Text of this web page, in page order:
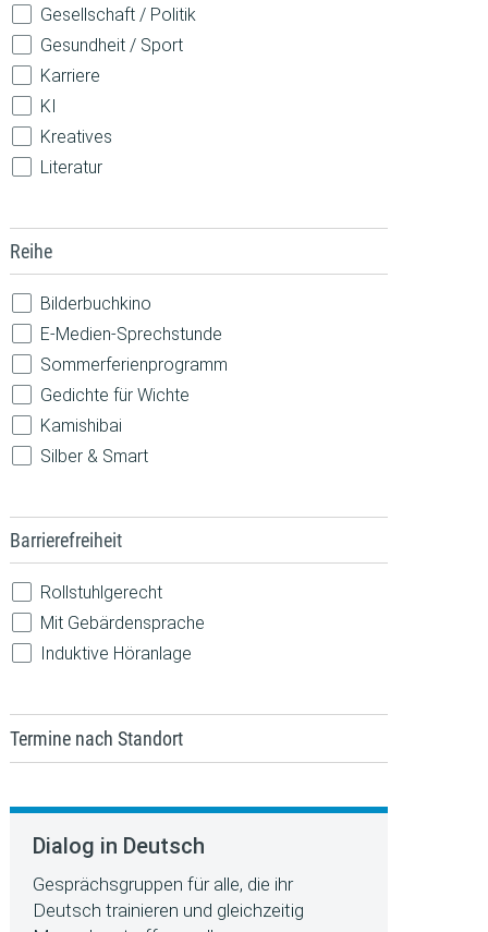
Weiterbildung / Beratung
Gesellschaft / Politik
Gesundheit / Sport
Karriere
KI
Kreatives
Literatur
Musik
Nachhaltigkeit
Reihe
Bilderbuchkino
E-Medien-Sprechstunde
Sommerferienprogramm
Gedichte für Wichte
Kamishibai
Silber & Smart
Barrierefreiheit
Rollstuhlgerecht
Mit Gebärdensprache
Induktive Höranlage
Termine nach Standort
Dialog in Deutsch
Gesprächsgruppen für alle, die ihr
Deutsch trainieren und gleichzeitig